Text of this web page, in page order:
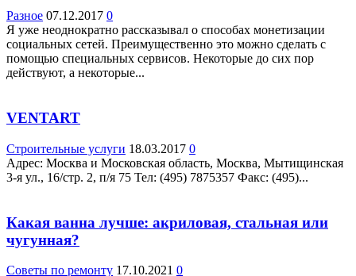
Разное 07.12.2017 0
Я уже неоднократно рассказывал о способах монетизации
социальных сетей. Преимущественно это можно сделать с
помощью специальных сервисов. Некоторые до сих пор
действуют, а некоторые...
VENTART
Строительные услуги 18.03.2017 0
Адрес: Москва и Московская область, Москва, Мытищинская
3-я ул., 16/стр. 2, п/я 75 Teл: (495) 7875357 Факс: (495)...
Какая ванна лучше: акриловая, стальная или
чугунная?
Советы по ремонту 17.10.2021 0